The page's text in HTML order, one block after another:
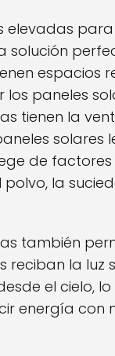
elevadas
solución
espacios
los paneles
tienen la
solares
de
la
también
reciban la luz
el cielo, lo
energía con